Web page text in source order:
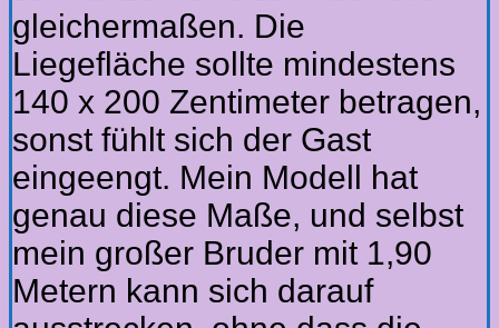
gleichermaßen. Die
Liegefläche sollte mindestens
140 x 200 Zentimeter betragen,
sonst fühlt sich der Gast
eingeengt. Mein Modell hat
genau diese Maße, und selbst
mein großer Bruder mit 1,90
Metern kann sich darauf